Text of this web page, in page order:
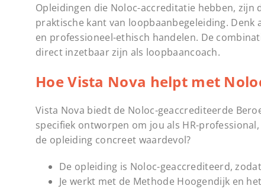
Opleidingen die Noloc-accreditatie hebben,
praktische kant van loopbaanbegeleiding.
en professioneel-ethisch handelen. De
direct inzetbaar zijn als loopbaancoach.
Hoe Vista Nova helpt met
Vista Nova biedt de Noloc-geaccrediteerde
specifiek ontworpen om jou als HR-
de opleiding concreet waardevol?
De opleiding is Noloc-geaccrediteerd,
Je werkt met de Methode Hoogendijk en